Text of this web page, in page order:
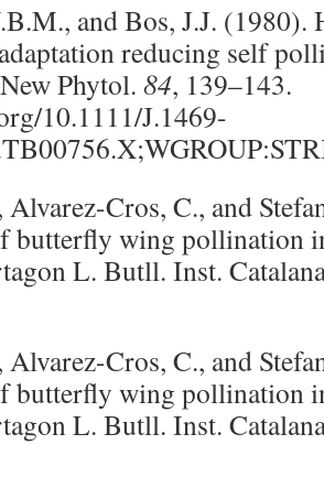
and Bos, J.J. (1980).
reducing self
Phytol. 84, 139–143.
10.1111/J.1469-
Alvarez-Cros, C., and
butterfly wing pollination
L. Butll. Inst.
Alvarez-Cros, C., and
butterfly wing pollination
L. Butll. Inst.